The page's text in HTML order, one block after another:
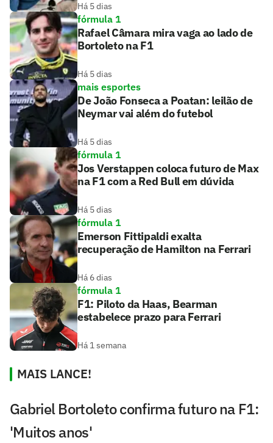
Há 5 dias
fórmula 1
Rafael Câmara mira vaga ao lado de
Bortoleto na F1
Há 5 dias
mais esportes
De João Fonseca a Poatan: leilão de
Neymar vai além do futebol
Há 5 dias
fórmula 1
Jos Verstappen coloca futuro de Max
na F1 com a Red Bull em dúvida
Há 5 dias
fórmula 1
Emerson Fittipaldi exalta
recuperação de Hamilton na Ferrari
Há 6 dias
fórmula 1
F1: Piloto da Haas, Bearman
estabelece prazo para Ferrari
Há 1 semana
MAIS LANCE!
Gabriel Bortoleto confirma futuro na F1:
'Muitos anos'